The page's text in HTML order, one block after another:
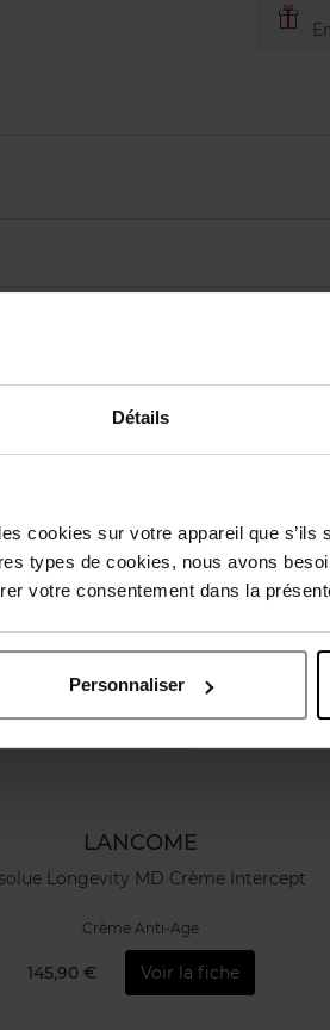
Détails
cookies sur votre appareil que
types de cookies, nous avons
votre consentement dans la
Personnaliser
aimerez peut-être
LANCOME
Longevity MD Crème Intercept
Crème Anti-Age
145,90 € Voir la fiche